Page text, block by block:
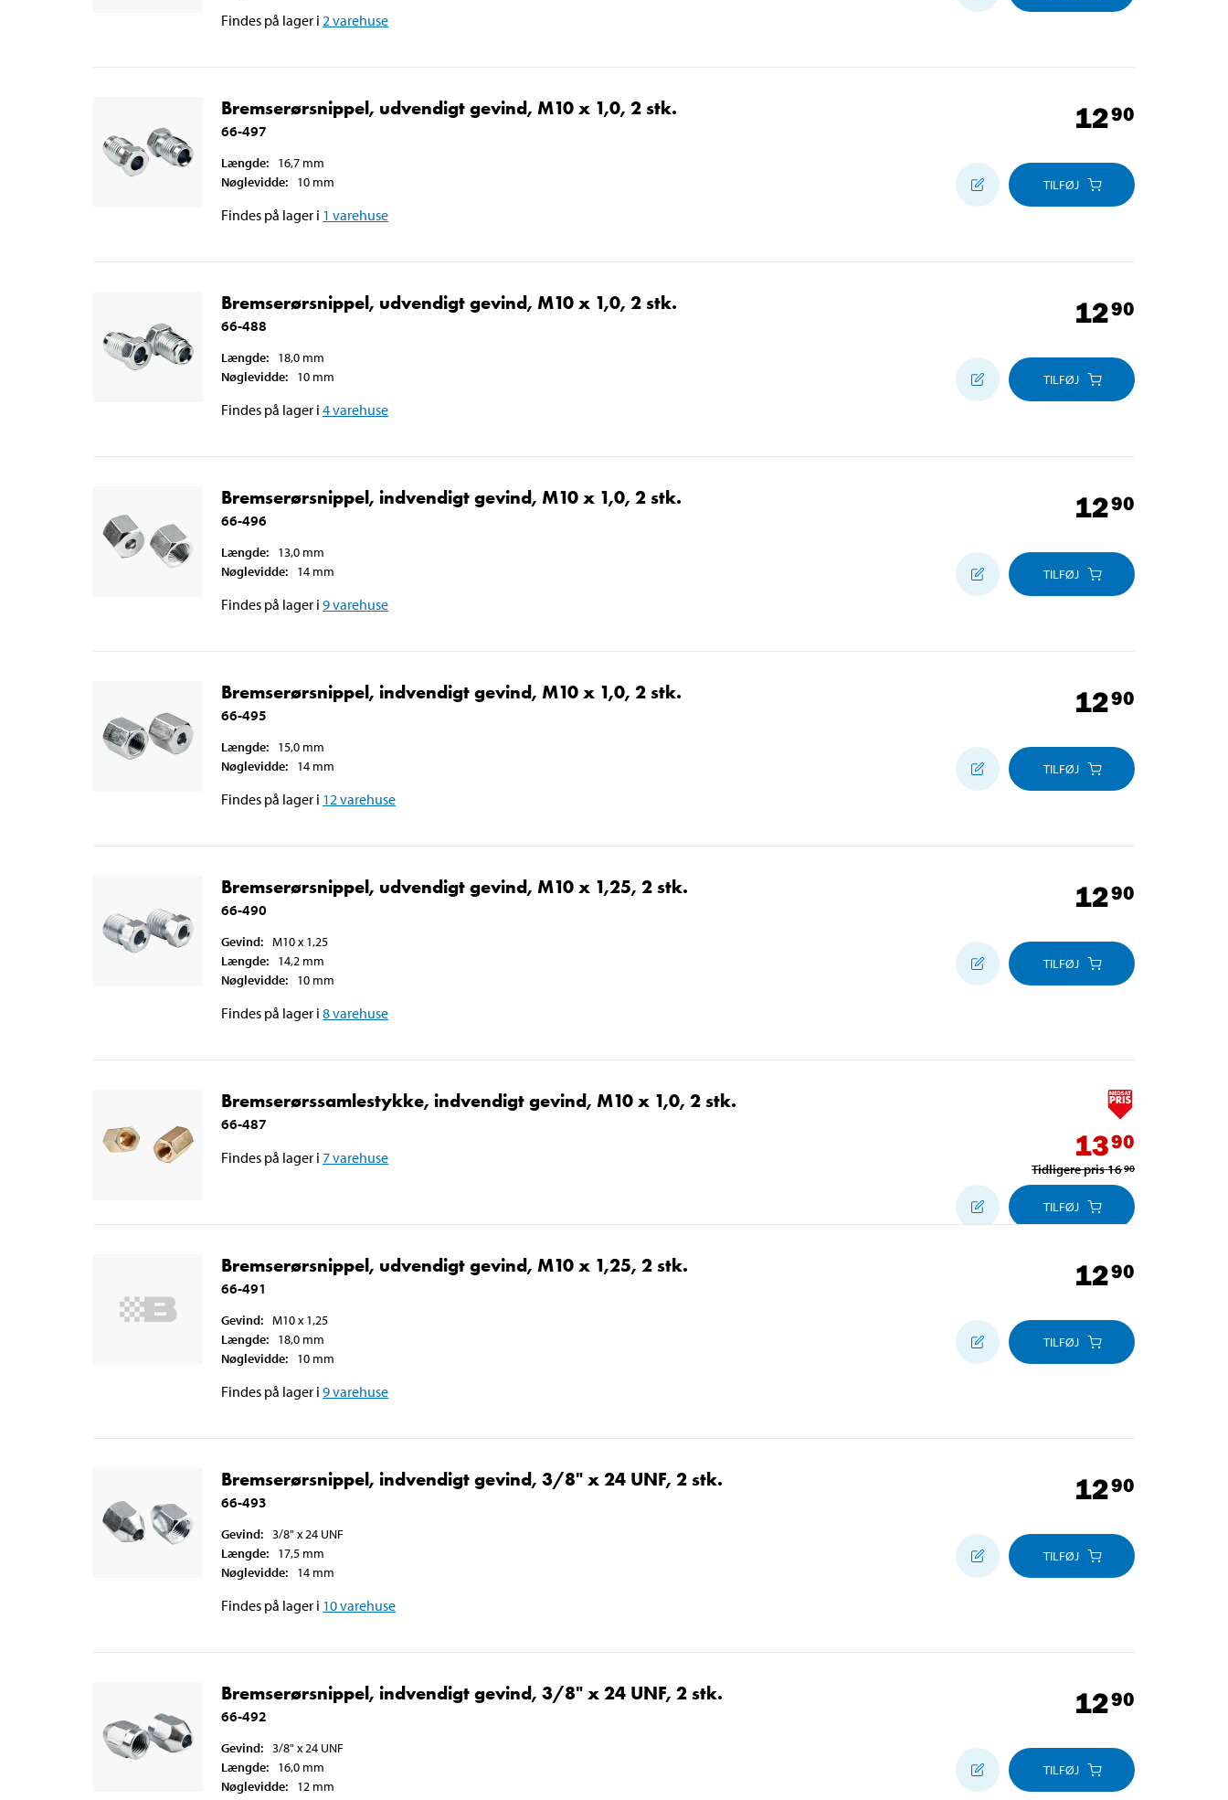
Findes på lager i 2varehuse
Bremserørsnippel, udvendigt gevind, M10 x 1,0, 2 stk.
66-497
Længde: 16,7 mm
Nøglevidde: 10 mm
Findes på lager i 1 varehuse
1290
TILFØJ
Bremserørsnippel, udvendigt gevind, M10 x 1,0, 2 stk.
66-488
Længde: 18,0 mm
Nøglevidde: 10 mm
Findes på lager i 4varehuse
1290
TILFØJ
Bremserørsnippel, indvendigt gevind, M10 x 1,0, 2 stk.
66-496
Længde: 13,0 mm
Nøglevidde: 14 mm
Findes på lager i 9varehuse
1290
TILFØJ
Bremserørsnippel, indvendigt gevind, M10 x 1,0, 2 stk.
66-495
Længde: 15,0 mm
Nøglevidde: 14 mm
Findes på lager i 12varehuse
1290
TILFØJ
Bremserørsnippel, udvendigt gevind, M10 x 1,25, 2 stk.
66-490
Gevind: M10 x 1,25
Længde: 14,2 mm
Nøglevidde: 10 mm
Findes på lager i 8varehuse
1290
TILFØJ
Bremserørssamlestykke, indvendigt gevind, M10 x 1,0, 2 stk.
66-487
Findes på lager i 7varehuse 1390
Tidligere pris1690
TILFØJ
Bremserørsnippel, udvendigt gevind, M10 x 1,25, 2 stk.
66-491
Gevind: M10 x 1,25
Længde: 18,0 mm
Nøglevidde: 10 mm
Findes på lager i 9varehuse
1290
TILFØJ
Bremserørsnippel, indvendigt gevind, 3/8" x 24 UNF, 2 stk.
66-493
Gevind: 3/8" x 24 UNF
Længde: 17,5 mm
Nøglevidde: 14 mm
Findes på lager i 10varehuse
1290
TILFØJ
Bremserørsnippel, indvendigt gevind, 3/8" x 24 UNF, 2 stk.
66-492
Gevind: 3/8" x 24 UNF
Længde: 16,0 mm
Nøglevidde: 12 mm
1290
TILFØJ